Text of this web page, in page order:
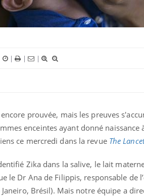
| | |
prouvée, mais les preuves
enceintes ayant donné naissance
ce mercredi dans la revue The
Zika dans la salive, le lait
le Dr Ana de Filippis, responsable de
Janeiro, Brésil). Mais notre équipe a
Grossesse à risque : ce